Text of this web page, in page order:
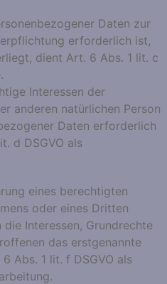
Daten zur
erforderlich ist,
dient Art. 6 Abs. 1 lit. c
Interessen der
anderen natürlichen Person
Daten erforderlich
d DSGVO als
eines berechtigten
oder eines Dritten
Interessen, Grundrechte
das erstgenannte
Abs. 1 lit. f DSGVO als